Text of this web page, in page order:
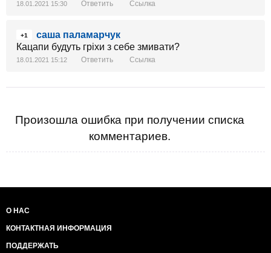
18.01.2021 15:30 Ответить Ссылка
+1
саша паламарчук
Кацапи будуть гріхи з себе змивати?
18.01.2021 15:12 Ответить Ссылка
Произошла ошибка при получении списка
комментариев.
О НАС
КОНТАКТНАЯ ИНФОРМАЦИЯ
ПОДДЕРЖАТЬ